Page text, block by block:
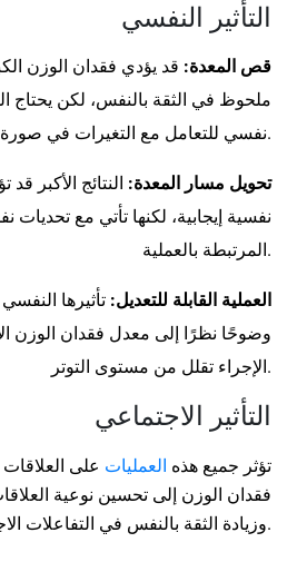
التأثير النفسي
قص المعدة: قد يؤدي فقدان الوزن
ملحوظ في الثقة بالنفس، لكن يحتاج
نفسي للتعامل مع التغيرات في صورة الذات.
تحويل مسار المعدة: النتائج الأكبر
نفسية إيجابية، لكنها تأتي مع تحديات
المرتبطة بالعملية.
العملية القابلة للتعديل: تأثيرها
وضوحًا نظرًا إلى معدل فقدان الوزن
الإجراء تقلل من مستوى التوتر.
التأثير الاجتماعي
تؤثر جميع هذه العمليات على العلاقات
فقدان الوزن إلى تحسين نوعية
وزيادة الثقة بالنفس في التفاعلات الاجتماعية.